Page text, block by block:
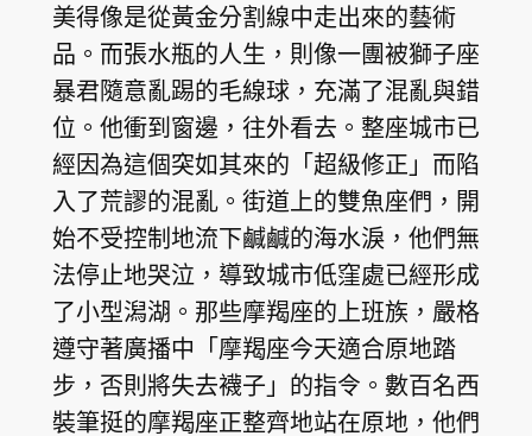
美得像是從黃金分割線中走出來的藝術
品。而張水瓶的人生，則像一團被獅子座
暴君隨意亂踢的毛線球，充滿了混亂與錯
位。他衝到窗邊，往外看去。整座城市已
經因為這個突如其來的「超級修正」而陷
入了荒謬的混亂。街道上的雙魚座們，開
始不受控制地流下鹹鹹的海水淚，他們無
法停止地哭泣，導致城市低窪處已經形成
了小型潟湖。那些摩羯座的上班族，嚴格
遵守著廣播中「摩羯座今天適合原地踏
步，否則將失去襪子」的指令。數百名西
裝筆挺的摩羯座正整齊地站在原地，他們